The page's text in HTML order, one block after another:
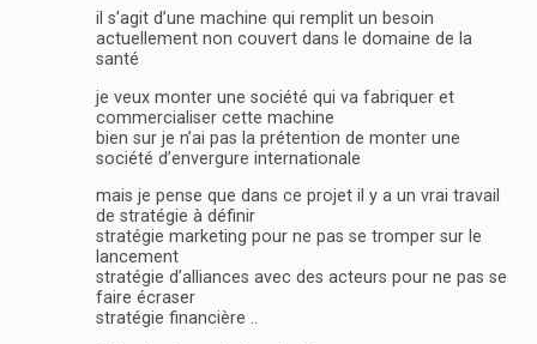
il s’agit d’une machine qui remplit un besoin
actuellement non couvert dans le domaine de la
santé
je veux monter une société qui va fabriquer et
commercialiser cette machine
bien sur je n’ai pas la prétention de monter une
société d’envergure internationale
mais je pense que dans ce projet il y a un vrai travail
de stratégie à définir
stratégie marketing pour ne pas se tromper sur le
lancement
stratégie d’alliances avec des acteurs pour ne pas se
faire écraser
stratégie financière ..